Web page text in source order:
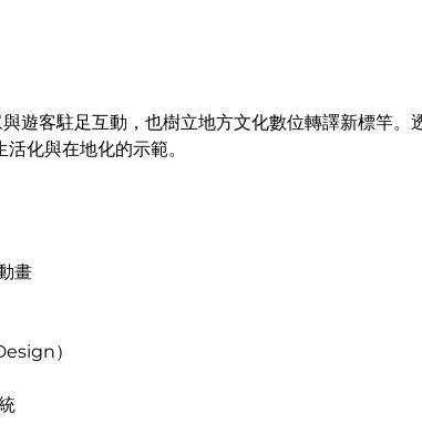
遊客駐足互動，也樹立地方文化數位轉譯新標竿。
化與在地化的示範。
畫
）